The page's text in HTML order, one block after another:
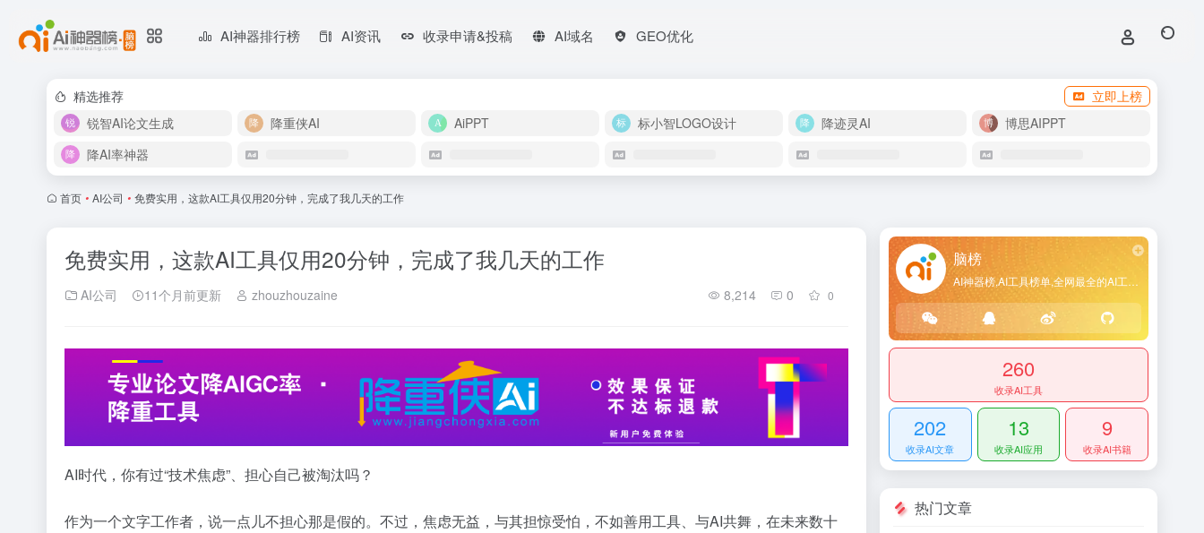
AI神器排行榜 AI资讯 收录申请&投稿 AI域名 GEO优化
精选推荐
立即上榜
锐智AI论文生成
降重侠AI AiPPT 标小智LOGO设计 降迹灵AI
博思AIPPT
降AI率神器
首页 • AI公司 • 免费实用，这款AI工具仅用20分钟，完成了我几天的工作
免费实用，这款AI工具仅用20分钟，完成了我几天的工作
AI公司 11个月前更新 zhouzhouzaine 8,214 0 0
AI时代，你有过“技术焦虑”、担心自己被淘汰吗？
作为一个文字工作者，说一点儿不担心那是假的。不过，焦虑无益，与其担惊受怕，不如善用工具、与AI共舞，在未来数十
脑榜
AI神器榜,AI工具榜单,全网最全的AI工具导航网站
260
收录AI工具
202
收录AI文章
13
收录AI应用
9
收录AI书籍
热门文章